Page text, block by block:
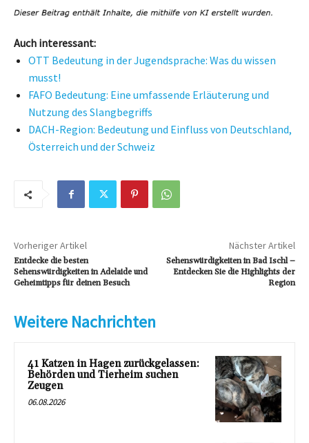
Auch interessant:
OTT Bedeutung in der Jugendsprache: Was du wissen
musst!
FAFO Bedeutung: Eine umfassende Erläuterung und
Nutzung des Slangbegriffs
DACH-Region: Bedeutung und Einfluss von Deutschland,
Österreich und der Schweiz
Vorheriger Artikel
Entdecke die besten
Sehenswürdigkeiten in Adelaide und
Geheimtipps für deinen Besuch
Nächster Artikel
Sehenswürdigkeiten in Bad Ischl –
Entdecken Sie die Highlights der
Region
Weitere Nachrichten
41 Katzen in Hagen zurückgelassen:
Behörden und Tierheim suchen
Zeugen
06.08.2026